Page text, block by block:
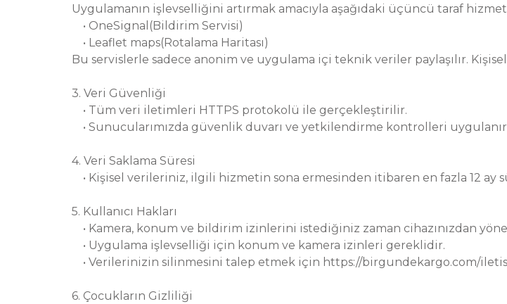
Uygulamanın işlevselliğini artırmak amacıyla aşağıdaki üçüncü taraf hizmet
• OneSignal(Bildirim Servisi)
• Leaflet maps(Rotalama Haritası)
Bu servislerle sadece anonim ve uygulama içi teknik veriler paylaşılır.
3. Veri Güvenliği
• Tüm veri iletimleri HTTPS protokolü ile gerçekleştirilir.
• Sunucularımızda güvenlik duvarı ve yetkilendirme kontrolleri
4. Veri Saklama Süresi
• Kişisel verileriniz, ilgili hizmetin sona ermesinden itibaren en fazla 12 ay
5. Kullanıcı Hakları
• Kamera, konum ve bildirim izinlerini istediğiniz zaman cihazınızdan
• Uygulama işlevselliği için konum ve kamera izinleri gereklidir.
• Verilerinizin silinmesini talep etmek için https://birgundekargo.com/
6. Çocukların Gizliliği